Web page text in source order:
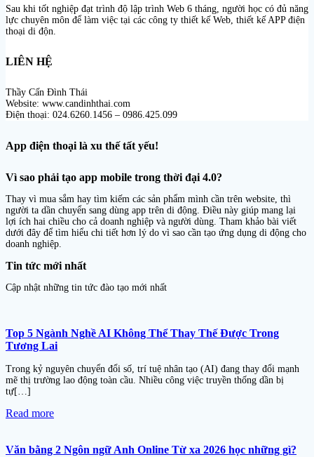
Sau khi tốt nghiệp đạt trình độ lập trình Web 6 tháng, người học có đủ năng
lực chuyên môn để làm việc tại các công ty thiết kế Web, thiết kế APP điện
thoại di độn.
LIÊN HỆ
Thầy Cấn Đình Thái
Website: www.candinhthai.com
Điện thoại: 024.6260.1456 – 0986.425.099
App điện thoại là xu thế tất yếu!
Vì sao phải tạo app mobile trong thời đại 4.0?
Thay vì mua sắm hay tìm kiếm các sản phẩm mình cần trên website, thì
người ta dần chuyển sang dùng app trên di động. Điều này giúp mang lại
lợi ích hai chiều cho cả doanh nghiệp và người dùng. Tham khảo bài viết
dưới đây để tìm hiểu chi tiết hơn lý do vì sao cần tạo ứng dụng di động cho
doanh nghiệp.
Tin tức mới nhất
Cập nhật những tin tức đào tạo mới nhất
Top 5 Ngành Nghề AI Không Thể Thay Thế Được Trong
Tương Lai
Trong kỷ nguyên chuyển đổi số, trí tuệ nhân tạo (AI) đang thay đổi mạnh
mẽ thị trường lao động toàn cầu. Nhiều công việc truyền thống dần bị
tự[…]
Read more
Văn bằng 2 Ngôn ngữ Anh Online Từ xa 2026 học những gì?